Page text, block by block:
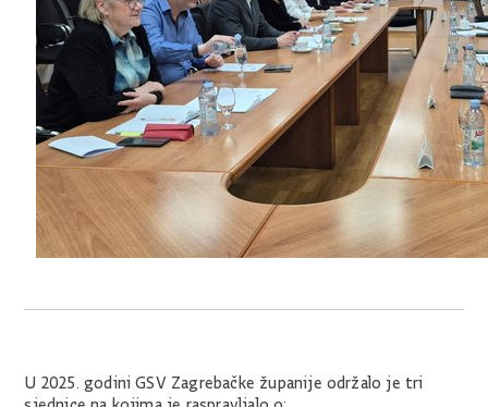
U 2025. godini GSV Zagrebačke županije održalo je tri